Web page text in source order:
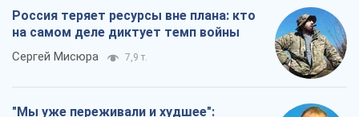
Россия теряет ресурсы вне плана: кто
на самом деле диктует темп войны
Сергей Мисюра 7,9 т.
"Мы уже переживали и худшее":